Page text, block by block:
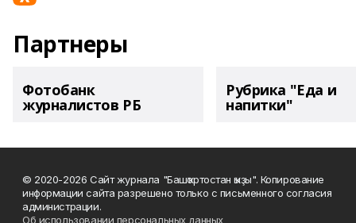
Партнеры
Фотобанк
журналистов РБ
Рубрика "Еда и
напитки"
© 2020-2026 Сайт журнала "Башҡортостан ҡыҙы". Копирование
информации сайта разрешено только с письменного согласия
администрации.
Об использовании персональных данных